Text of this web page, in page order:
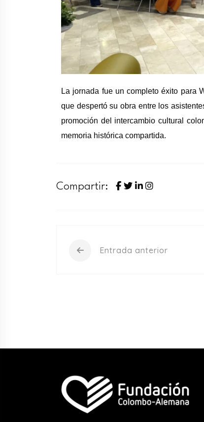
La jornada fue un completo éxito para
que despertó su obra entre los
promoción del intercambio cultural
memoria histórica compartida.
Compartir:
Entrada anterior